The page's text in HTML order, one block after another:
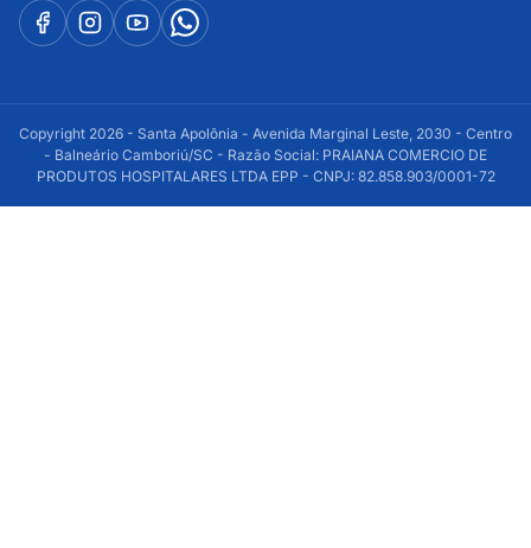
Copyright 2026 - Santa Apolônia - Avenida Marginal Leste, 2030 - Centro
- Balneário Camboriú/SC - Razão Social: PRAIANA COMERCIO DE
PRODUTOS HOSPITALARES LTDA EPP - CNPJ: 82.858.903/0001-72